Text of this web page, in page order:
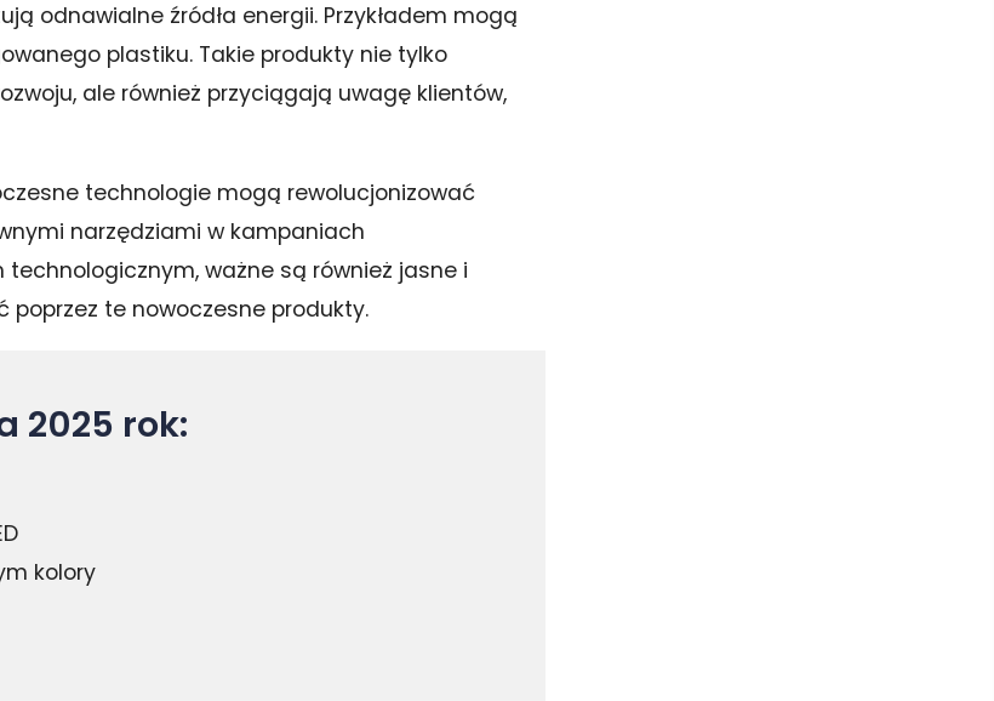
odnawialne źródła energii. Przykładem mogą
plastiku. Takie produkty nie tylko
ale również przyciągają uwagę klientów,
technologie mogą rewolucjonizować
narzędziami w kampaniach
ważne są również jasne i
te nowoczesne produkty.
2025 rok:
kolory